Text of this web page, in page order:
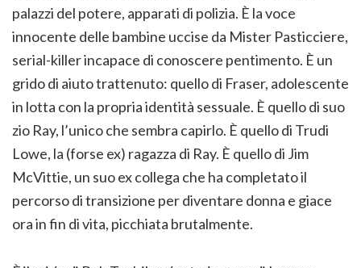
palazzi del potere, apparati di polizia. È la voce
innocente delle bambine uccise da Mister Pasticciere,
serial-killer incapace di conoscere pentimento. È un
grido di aiuto trattenuto: quello di Fraser, adolescente
in lotta con la propria identità sessuale. È quello di suo
zio Ray, l’unico che sembra capirlo. È quello di Trudi
Lowe, la (forse ex) ragazza di Ray. È quello di Jim
McVittie, un suo ex collega che ha completato il
percorso di transizione per diventare donna e giace
ora in fin di vita, picchiata brutalmente.